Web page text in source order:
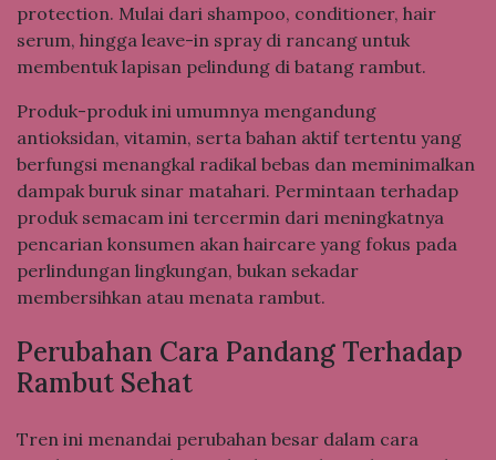
protection. Mulai dari shampoo, conditioner, hair
serum, hingga leave-in spray di rancang untuk
membentuk lapisan pelindung di batang rambut.
Produk-produk ini umumnya mengandung
antioksidan, vitamin, serta bahan aktif tertentu yang
berfungsi menangkal radikal bebas dan meminimalkan
dampak buruk sinar matahari. Permintaan terhadap
produk semacam ini tercermin dari meningkatnya
pencarian konsumen akan haircare yang fokus pada
perlindungan lingkungan, bukan sekadar
membersihkan atau menata rambut.
Perubahan Cara Pandang Terhadap
Rambut Sehat
Tren ini menandai perubahan besar dalam cara